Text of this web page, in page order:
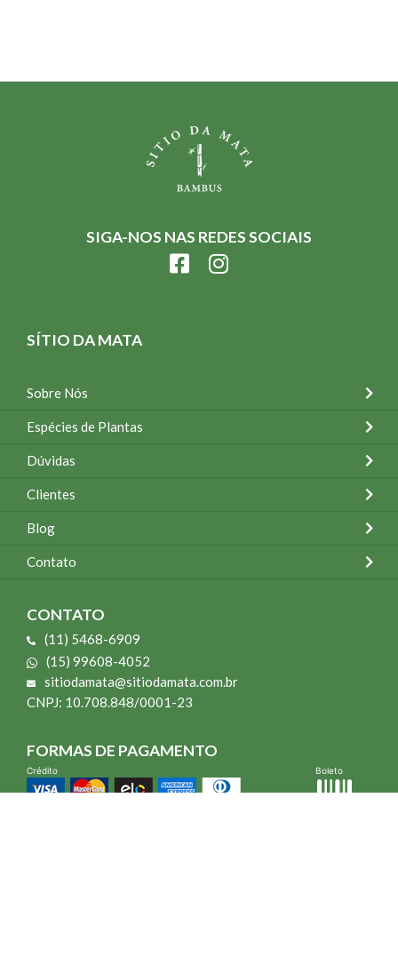
SIGA-NOS NAS REDES SOCIAIS
SÍTIO DA MATA
Sobre Nós
Espécies de Plantas
Dúvidas
Clientes
Blog
Contato
CONTATO
(11) 5468-6909
(15) 99608-4052
sitiodamata@sitiodamata.com.br
CNPJ: 10.708.848/0001-23
FORMAS DE PAGAMENTO
Crédito Boleto